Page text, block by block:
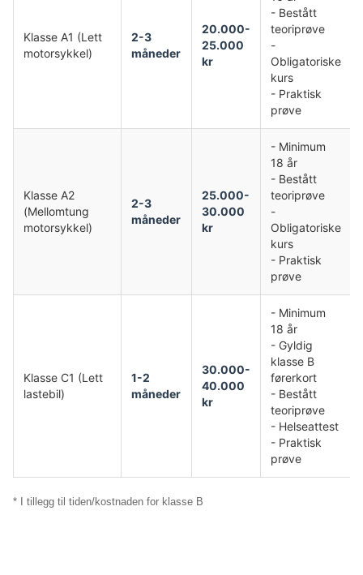
Klasse A1 (Lett
motorsykkel)
2-3
måneder
20.000-
25.000
kr
- Bestått
teoriprøve
-
Obligatoriske
kurs
- Praktisk
prøve
Klasse A2
(Mellomtung
motorsykkel)
2-3
måneder
25.000-
30.000
kr
- Minimum
18 år
- Bestått
teoriprøve
-
Obligatoriske
kurs
- Praktisk
prøve
Klasse C1 (Lett
lastebil)
1-2
måneder
30.000-
40.000
kr
- Minimum
18 år
- Gyldig
klasse B
førerkort
- Bestått
teoriprøve
- Helseattest
- Praktisk
prøve
* I tillegg til tiden/kostnaden for klasse B